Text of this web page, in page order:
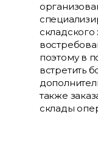
поэтому в
встретить
также
склады